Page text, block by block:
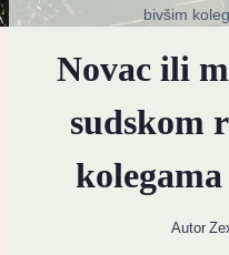
bivšim
Novac ili
sudskom
Autor